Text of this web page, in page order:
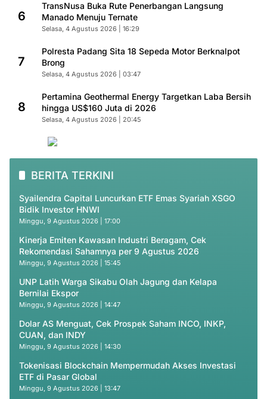
6
TransNusa Buka Rute Penerbangan Langsung
Manado Menuju Ternate
Selasa, 4 Agustus 2026 | 16:29
7
Polresta Padang Sita 18 Sepeda Motor Berknalpot
Brong
Selasa, 4 Agustus 2026 | 03:47
8
Pertamina Geothermal Energy Targetkan Laba Bersih
hingga US$160 Juta di 2026
Selasa, 4 Agustus 2026 | 20:45
BERITA TERKINI
Syailendra Capital Luncurkan ETF Emas Syariah XSGO
Bidik Investor HNWI
Minggu, 9 Agustus 2026 | 17:00
Kinerja Emiten Kawasan Industri Beragam, Cek
Rekomendasi Sahamnya per 9 Agustus 2026
Minggu, 9 Agustus 2026 | 15:45
UNP Latih Warga Sikabu Olah Jagung dan Kelapa
Bernilai Ekspor
Minggu, 9 Agustus 2026 | 14:47
Dolar AS Menguat, Cek Prospek Saham INCO, INKP,
CUAN, dan INDY
Minggu, 9 Agustus 2026 | 14:30
Tokenisasi Blockchain Mempermudah Akses Investasi
ETF di Pasar Global
Minggu, 9 Agustus 2026 | 13:47